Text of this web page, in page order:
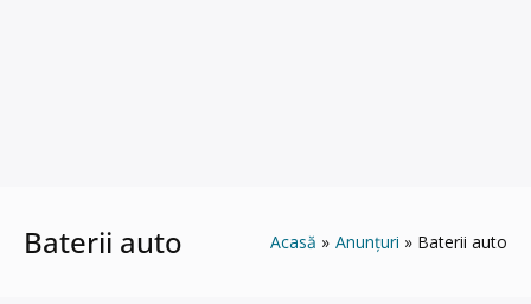
Baterii auto Acasă Anunțuri Baterii auto